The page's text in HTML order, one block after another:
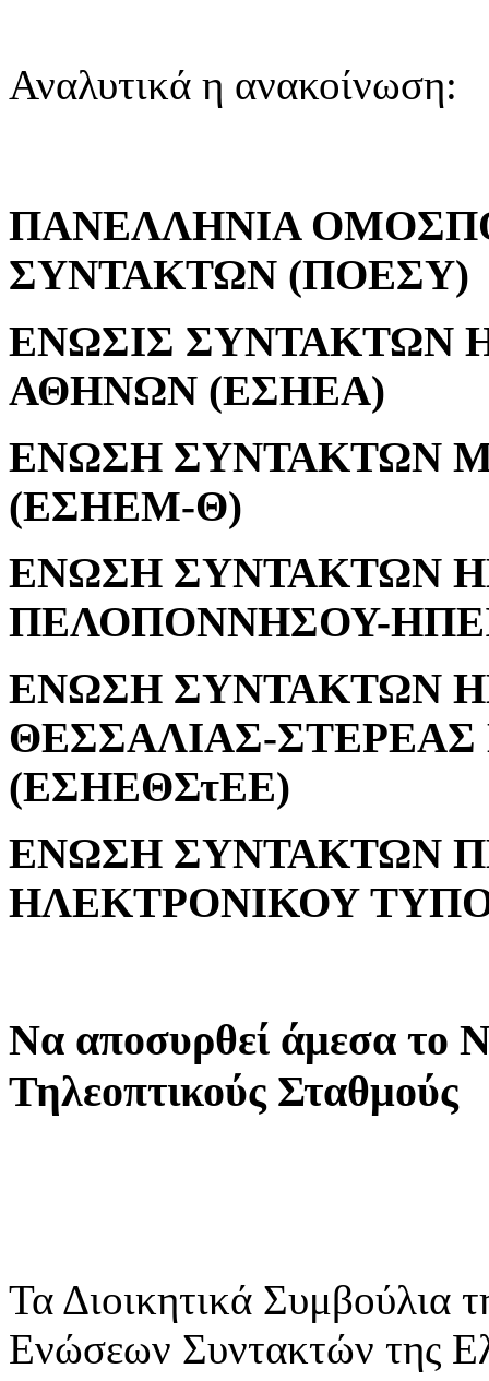
Αναλυτικά η ανακοίνωση:
ΠΑΝΕΛΛΗΝΙΑ
ΣΥΝΤΑΚΤΩΝ (ΠΟΕΣΥ)
ΕΝΩΣΙΣ ΣΥΝΤΑΚΤΩΝ
ΑΘΗΝΩΝ (ΕΣΗΕΑ)
ΕΝΩΣΗ ΣΥΝΤΑΚΤΩΝ
(ΕΣΗΕΜ-Θ)
ΕΝΩΣΗ ΣΥΝΤΑΚΤΩΝ
ΠΕΛΟΠΟΝΝΗΣΟΥ-
ΕΝΩΣΗ ΣΥΝΤΑΚΤΩΝ
ΘΕΣΣΑΛΙΑΣ-
(ΕΣΗΕΘΣτΕΕ)
ΕΝΩΣΗ ΣΥΝΤΑΚΤΩΝ
ΗΛΕΚΤΡΟΝΙΚΟΥ
Να αποσυρθεί άμεσα το
Τηλεοπτικούς Σταθμούς
Τα Διοικητικά Συμβούλια
Ενώσεων Συντακτών